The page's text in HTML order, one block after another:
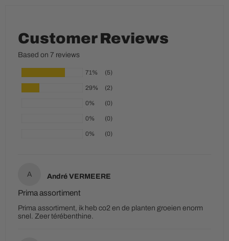
Customer Reviews
Based on 7 reviews
71% (5)
29% (2)
0% (0)
0% (0)
0% (0)
A André VERMEERE
Prima assortiment
Prima assortiment, ik heb co2 en de planten groeien enorm
snel. Zeer térébenthine.